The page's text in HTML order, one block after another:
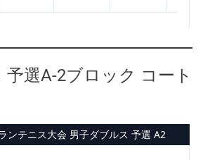
選A-2ブロック コート